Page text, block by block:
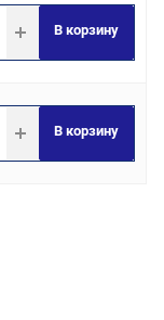
В корзину
В корзину